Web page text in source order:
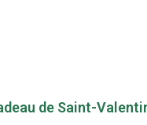
de Saint-